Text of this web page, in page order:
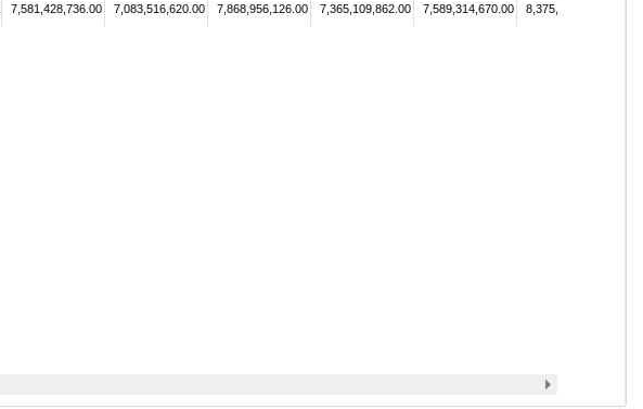
7,581,428,736.00 7,083,516,620.00 7,868,956,126.00 7,365,109,862.00 7,589,314,670.00 8,375,020,302.00